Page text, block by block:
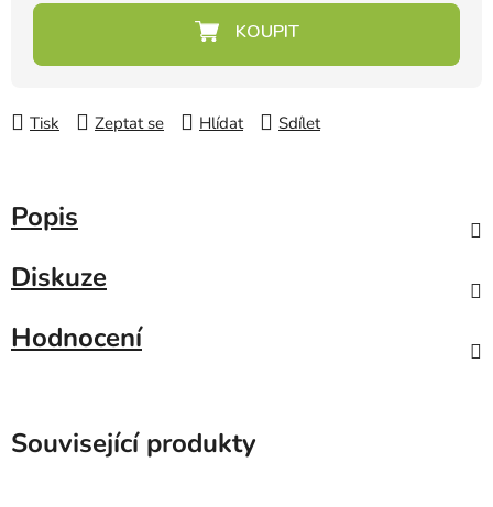
Tisk Zeptat se Hlídat Sdílet
Popis
Diskuze
Hodnocení
Související produkty